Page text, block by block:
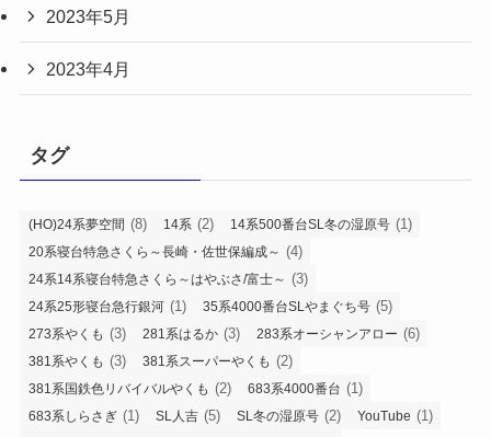
2023年5月
2023年4月
タグ
(HO)24系夢空間 (8) 14系 (2) 14系500番台SL冬の湿原号 (1)
20系寝台特急さくら～長崎・佐世保編成～ (4)
24系14系寝台特急さくら～はやぶさ/富士～ (3)
24系25形寝台急行銀河 (1) 35系4000番台SLやまぐち号 (5)
273系やくも (3) 281系はるか (3) 283系オーシャンアロー (6)
381系やくも (3) 381系スーパーやくも (2)
381系国鉄色リバイバルやくも (2) 683系4000番台 (1)
683系しらさぎ (1) SL人吉 (5) SL冬の湿原号 (2) YouTube (1)